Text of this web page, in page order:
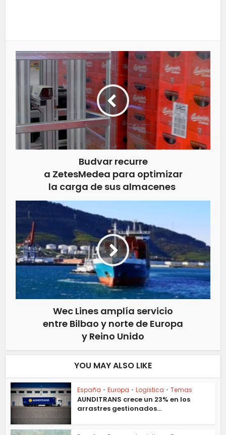
Budvar recurre
a ZetesMedea para optimizar
la carga de sus almacenes
Wec Lines amplía servicio
entre Bilbao y norte de Europa
y Reino Unido
YOU MAY ALSO LIKE
España • Europa • Logistica • Temas
AUNDITRANS crece un 23% en los
arrastres gestionados...